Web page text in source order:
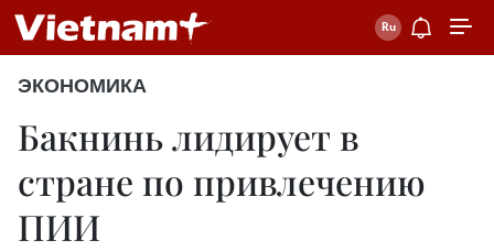
ЭКОНОМИКА
Бакнинь лидирует в
стране по привлечению
ПИИ